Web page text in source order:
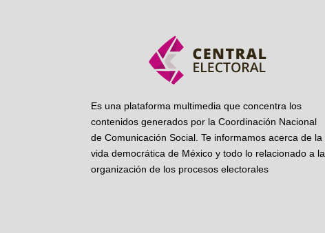
Es una plataforma multimedia que concentra los
contenidos generados por la Coordinación Nacional
de Comunicación Social. Te informamos acerca de la
vida democrática de México y todo lo relacionado a la
organización de los procesos electorales